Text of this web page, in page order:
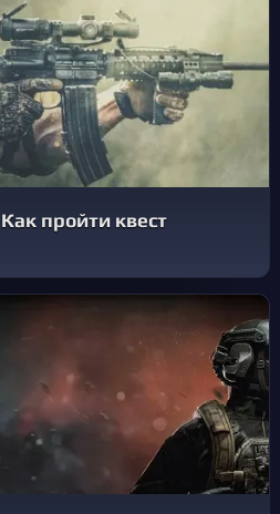
пройти квест